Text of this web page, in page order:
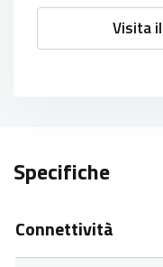
Visita
Specifiche
Connettività